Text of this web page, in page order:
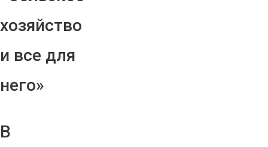
хозяйство
и все для
него»
В